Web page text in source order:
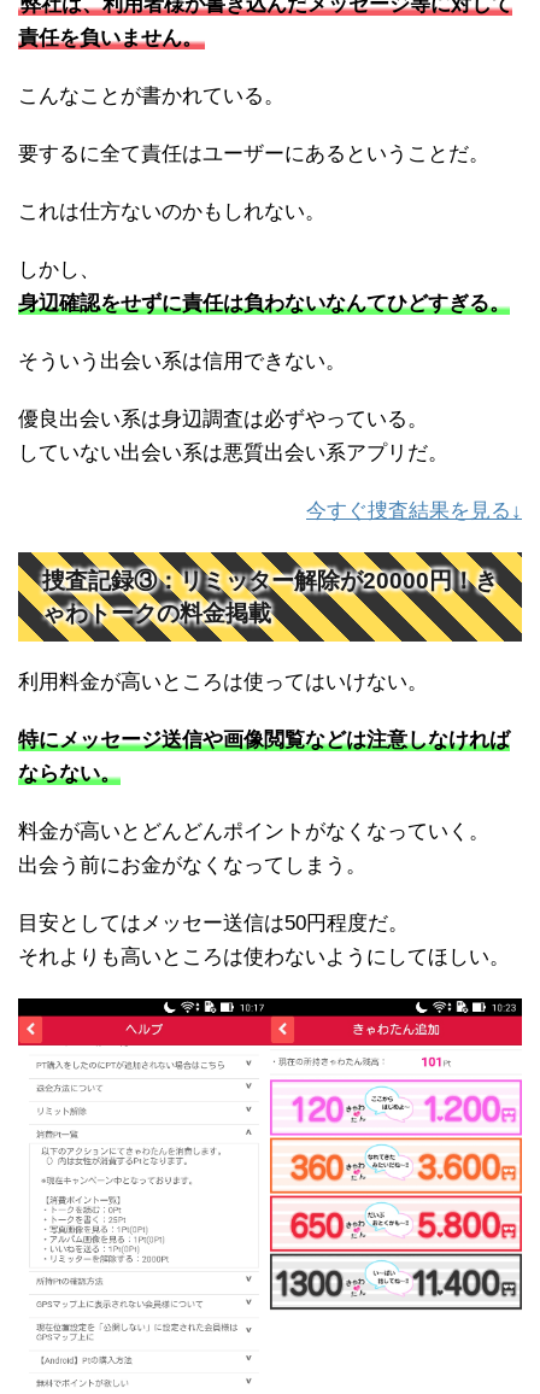
責任を負いません。
こんなことが書かれている。
要するに全て責任はユーザーにあるということだ。
これは仕方ないのかもしれない。
しかし、
身辺確認をせずに責任は負わないなんてひどすぎる。
そういう出会い系は信用できない。
優良出会い系は身辺調査は必ずやっている。
していない出会い系は悪質出会い系アプリだ。
今すぐ捜査結果を見る↓
捜査記録③：リミッター解除が20000円！き
ゃわトークの料金掲載
利用料金が高いところは使ってはいけない。
特にメッセージ送信や画像閲覧などは注意しなければ
ならない。
料金が高いとどんどんポイントがなくなっていく。
出会う前にお金がなくなってしまう。
目安としてはメッセー送信は50円程度だ。
それよりも高いところは使わないようにしてほしい。